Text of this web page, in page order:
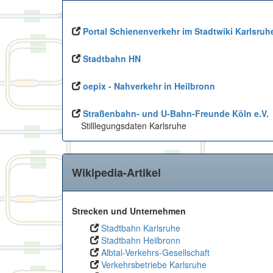
Portal Schienenverkehr im Stadtwiki
Stadtbahn HN
oepix - Nahverkehr in Heilbronn
Straßenbahn- und U-Bahn-Freunde Köln e.V.
Stilllegungsdaten Karlsruhe
Wikipedia-Artikel
Strecken und Unternehmen
Stadtbahn Karlsruhe
Stadtbahn Heilbronn
Albtal-Verkehrs-Gesellschaft
Verkehrsbetriebe Karlsruhe